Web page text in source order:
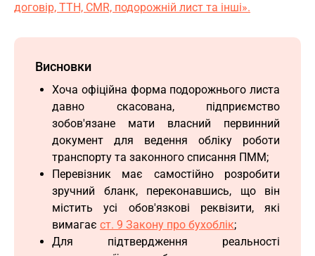
договір, ТТН, CMR, подорожній лист та інші».
Висновки
Хоча офіційна форма подорожнього листа
давно скасована, підприємство
зобов'язане мати власний первинний
документ для ведення обліку роботи
транспорту та законного списання ПММ;
Перевізник має самостійно розробити
зручний бланк, переконавшись, що він
містить усі обов'язкові реквізити, які
вимагає ст. 9 Закону про бухоблік;
Для підтвердження реальності